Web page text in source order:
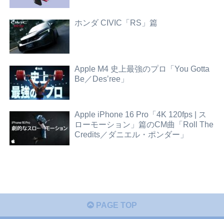
ホンダ CIVIC「RS」篇
Apple M4 史上最強のプロ「You Gotta
Be／Des’ree」
Apple iPhone 16 Pro「4K 120fps | ス
ローモーション」篇のCM曲「Roll The
Credits／ダニエル・ポンダー」
PAGE TOP